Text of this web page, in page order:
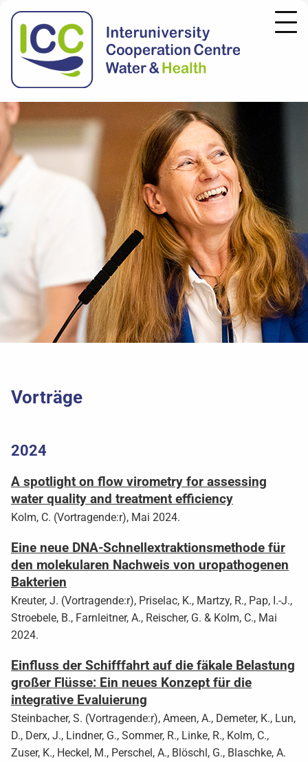
Vorträge
2024
A spotlight on flow virometry for assessing
water quality and treatment efficiency
Kolm, C. (Vortragende:r), Mai 2024.
Eine neue DNA-Schnellextraktionsmethode für
den molekularen Nachweis von uropathogenen
Bakterien
Kreuter, J. (Vortragende:r), Priselac, K., Martzy, R., Pap, I.-J.,
Stroebele, B., Farnleitner, A., Reischer, G. & Kolm, C., Mai
2024.
Einfluss der Schifffahrt auf die fäkale Belastung
großer Flüsse: Ein neues Konzept für die
integrative Evaluierung
Steinbacher, S. (Vortragende:r), Ameen, A., Demeter, K., Lun,
D., Derx, J., Lindner, G., Sommer, R., Linke, R., Kolm, C.,
Zuser, K., Heckel, M., Perschel, A., Blöschl, G., Blaschke, A.